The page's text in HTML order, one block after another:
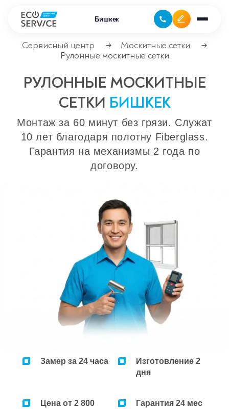
Бишкек
Ремонт крупно бытовой техники
Сервисные центры
Ремонт газовых котлов
Сервисный центр → Москитные сетки
→
Рулонные москитные сетки
РУЛОННЫЕ МОСКИТНЫЕ
СЕТКИ БИШКЕК
Монтаж за 60 минут без грязи. Служат
10 лет благодаря полотну Fiberglass.
Гарантия на механизмы 2 года по
договору.
Замер за 24 часа
Изготовление 2
дня
Цена от 2 800
Гарантия 24 мес